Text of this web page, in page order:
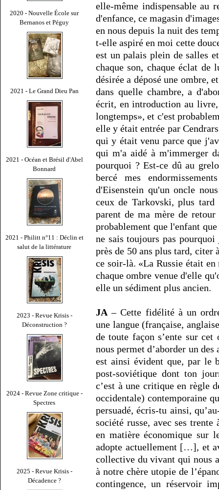
2020 - Nouvelle École sur
Bernanos et Péguy
2021 - Le Grand Dieu Pan
2021 - Océan et Brésil d'Abel
Bonnard
2021 - Philitt n°11 : Déclin et
salut de la littérature
2023 - Revue Krisis -
Déconstruction ?
2024 - Revue Zone critique -
Spectres
2025 - Revue Krisis -
Décadence ?
elle-même indispensable au
d'enfance, ce magasin
en nous depuis la nuit des
t-elle aspiré en moi cette
est un palais plein de salles
chaque son, chaque éclat de
désirée a déposé une ombre,
dans quelle chambre, a
écrit, en introduction au
longtemps», et c'est
elle y était entrée par
qui y était venu parce que
qui m'a aidé à m'immerger
pourquoi ? Est-ce dû au
bercé mes
d'Eisenstein qu'un oncle
ceux de Tarkovski, plus
parent de ma mère de
probablement que l'enfant
ne sais toujours pas
près de 50 ans plus tard, citer
ce soir-là. «La Russie était
chaque ombre venue d'elle
elle un sédiment plus ancien.
JA – Cette fidélité à un
une langue (française,
de toute façon s’ente sur
nous permet d’aborder un
est ainsi évident que, par le
post-soviétique dont ton
c’est à une critique en règle
occidentale) contemporaine
persuadé, écris-tu ainsi,
société russe, avec ses
en matière économique sur
adopte actuellement […], et
collective du vivant qui nous
à notre chère utopie de
contingence, un réservoir